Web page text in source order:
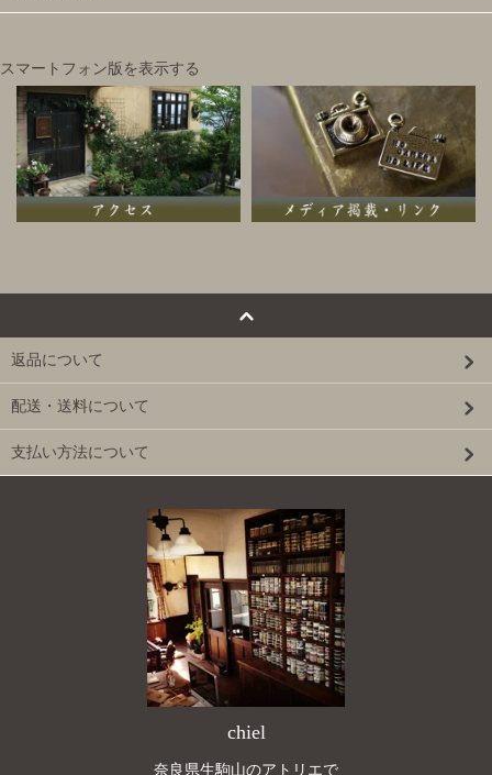
スマートフォン版を表示する
返品について
配送・送料について
支払い方法について
chiel
奈良県生駒山のアトリエで